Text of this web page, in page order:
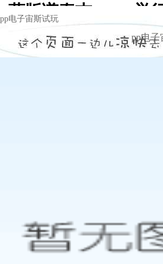
“蓝版谦泰吉1817”举
pp电子宙斯试玩
pp电子宙斯试玩
pp电子